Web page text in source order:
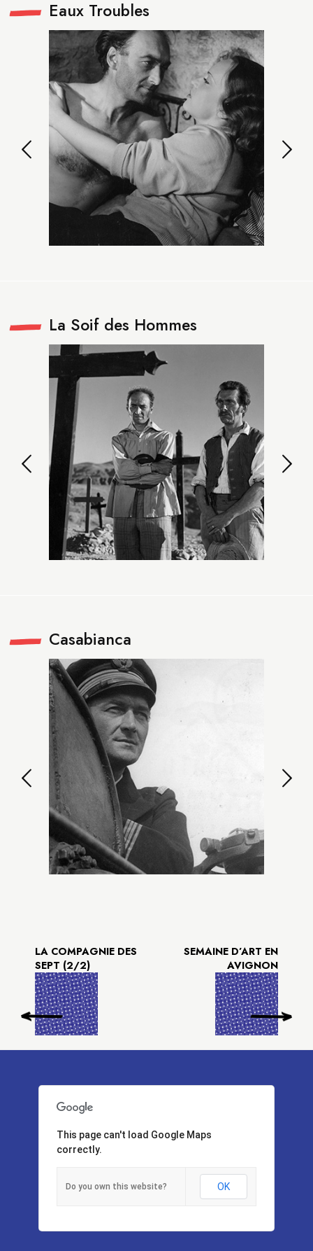
Eaux Troubles
La Soif des Hommes
Casabianca
LA COMPAGNIE DES
SEPT (2/2)
SEMAINE D’ART EN
AVIGNON
This page can't load Google Maps
correctly.
Do you own this website? OK